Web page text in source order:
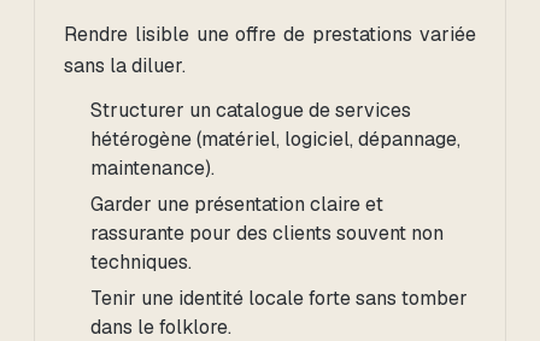
Rendre lisible une offre de prestations variée
sans la diluer.
Structurer un catalogue de services
hétérogène (matériel, logiciel, dépannage,
maintenance).
Garder une présentation claire et
rassurante pour des clients souvent non
techniques.
Tenir une identité locale forte sans tomber
dans le folklore.